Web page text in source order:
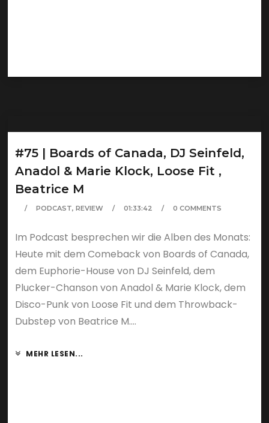
#75 | Boards of Canada, DJ Seinfeld,
Anadol & Marie Klock, Loose Fit ,
Beatrice M
PODCAST,REVIEW 01:33:42 0 COMMENTS
Im Podcast besprechen wir die Alben des Monats:
Heute mit dem Comeback von Boards of Canada,
dem Euphorie-House von DJ Seinfeld, dem
Plucker-Chanson von Anadol & Marie Klock, dem
Disco-Punk von Loose Fit und dem Throwback-
Dubstep von Beatrice M....
MEHR LESEN...